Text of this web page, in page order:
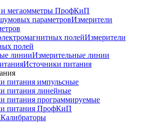
мегаомметры ПрофКиП
Измерители
Измерители
полей
Измерительные линии
Источники питания
питания импульсные
питания линейные
питания программируемые
питания ПрофКиП
Калибраторы